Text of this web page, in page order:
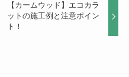
【カームウッド】エコカラ
ットの施工例と注意ポイン
ト！